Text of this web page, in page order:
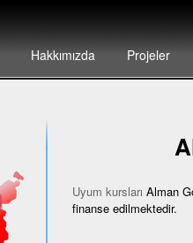
Hakkımızda Projeler
Uyum kursları Alman
finanse edilmektedir.